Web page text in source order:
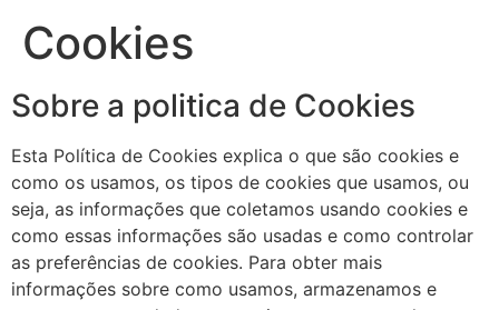
Cookies
Sobre a politica de Cookies
Esta Política de Cookies explica o que são cookies e
como os usamos, os tipos de cookies que usamos, ou
seja, as informações que coletamos usando cookies e
como essas informações são usadas e como controlar
as preferências de cookies. Para obter mais
informações sobre como usamos, armazenamos e